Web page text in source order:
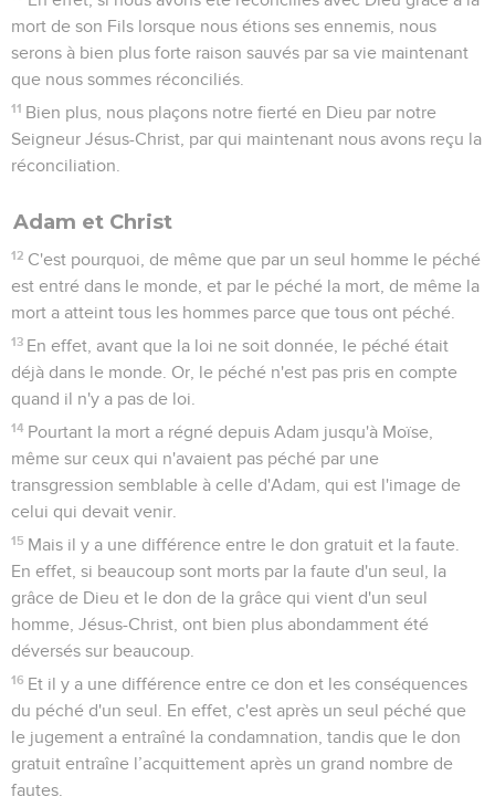
mort de son Fils lorsque nous étions ses ennemis, nous
serons à bien plus forte raison sauvés par sa vie maintenant
que nous sommes réconciliés.
11 Bien plus, nous plaçons notre fierté en Dieu par notre
Seigneur Jésus-Christ, par qui maintenant nous avons reçu la
réconciliation.
Adam et Christ
12 C'est pourquoi, de même que par un seul homme le péché
est entré dans le monde, et par le péché la mort, de même la
mort a atteint tous les hommes parce que tous ont péché.
13 En effet, avant que la loi ne soit donnée, le péché était
déjà dans le monde. Or, le péché n'est pas pris en compte
quand il n'y a pas de loi.
14 Pourtant la mort a régné depuis Adam jusqu'à Moïse,
même sur ceux qui n'avaient pas péché par une
transgression semblable à celle d'Adam, qui est l'image de
celui qui devait venir.
15 Mais il y a une différence entre le don gratuit et la faute.
En effet, si beaucoup sont morts par la faute d'un seul, la
grâce de Dieu et le don de la grâce qui vient d'un seul
homme, Jésus-Christ, ont bien plus abondamment été
déversés sur beaucoup.
16 Et il y a une différence entre ce don et les conséquences
du péché d'un seul. En effet, c'est après un seul péché que
le jugement a entraîné la condamnation, tandis que le don
gratuit entraîne l’acquittement après un grand nombre de
fautes.